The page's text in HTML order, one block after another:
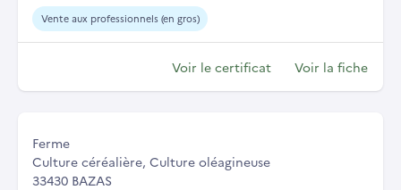
Vente aux professionnels (en gros)
Voir le certificat Voir la fiche
Ferme
Culture céréalière, Culture oléagineuse
33430 BAZAS